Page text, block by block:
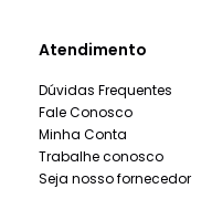
Atendimento
Dúvidas Frequentes
Fale Conosco
Minha Conta
Trabalhe conosco
Seja nosso fornecedor